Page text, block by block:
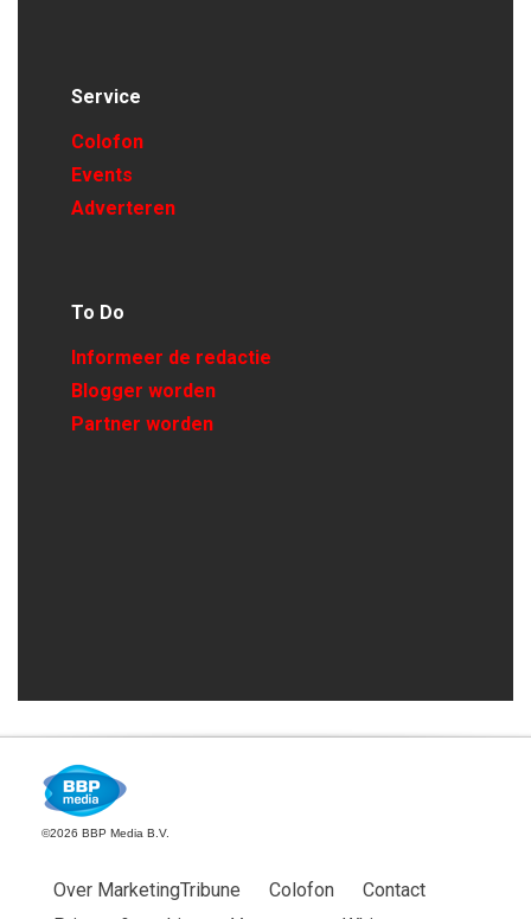
Service
Colofon
Events
Adverteren
To Do
Informeer de redactie
Blogger worden
Partner worden
©2026 BBP Media B.V.
Over MarketingTribune Colofon
Contact